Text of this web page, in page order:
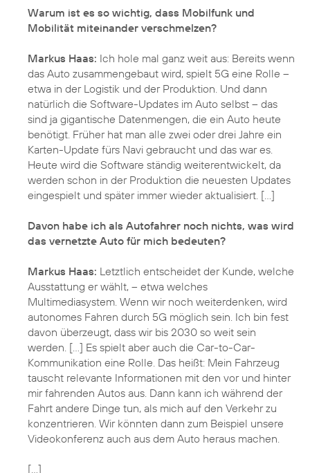
Warum ist es so wichtig, dass Mobilfunk und
Mobilität miteinander verschmelzen?
Markus Haas: Ich hole mal ganz weit aus: Bereits wenn
das Auto zusammengebaut wird, spielt 5G eine Rolle –
etwa in der Logistik und der Produktion. Und dann
natürlich die Software-Updates im Auto selbst – das
sind ja gigantische Datenmengen, die ein Auto heute
benötigt. Früher hat man alle zwei oder drei Jahre ein
Karten-Update fürs Navi gebraucht und das war es.
Heute wird die Software ständig weiterentwickelt, da
werden schon in der Produktion die neuesten Updates
eingespielt und später immer wieder aktualisiert. [...]
Davon habe ich als Autofahrer noch nichts, was wird
das vernetzte Auto für mich bedeuten?
Markus Haas: Letztlich entscheidet der Kunde, welche
Ausstattung er wählt, – etwa welches
Multimediasystem. Wenn wir noch weiterdenken, wird
autonomes Fahren durch 5G möglich sein. Ich bin fest
davon überzeugt, dass wir bis 2030 so weit sein
werden. [...] Es spielt aber auch die Car-to-Car-
Kommunikation eine Rolle. Das heißt: Mein Fahrzeug
tauscht relevante Informationen mit den vor und hinter
mir fahrenden Autos aus. Dann kann ich während der
Fahrt andere Dinge tun, als mich auf den Verkehr zu
konzentrieren. Wir könnten dann zum Beispiel unsere
Videokonferenz auch aus dem Auto heraus machen.
[...]